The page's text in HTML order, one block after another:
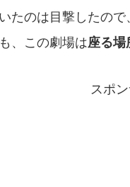
たのは目撃したの
、この劇場は座る場
スポ